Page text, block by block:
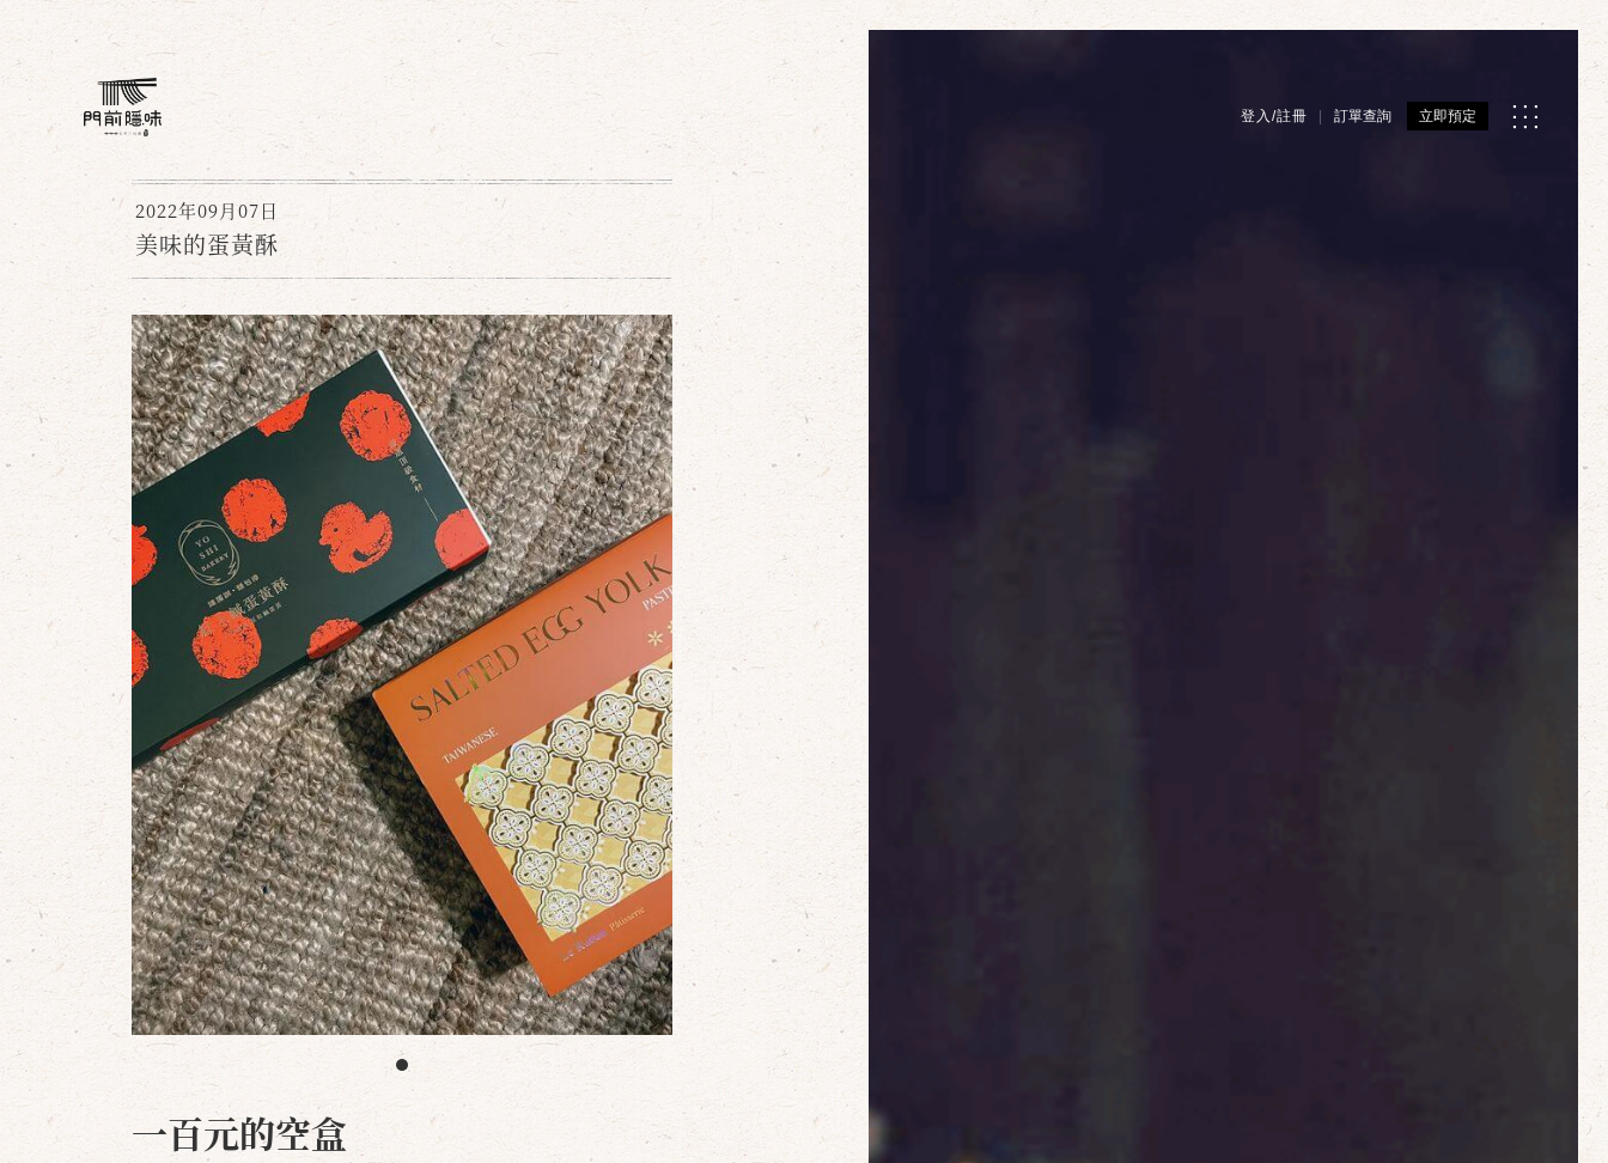
登入/註冊 訂單查詢 立即預定
2022年09月07日
美味的蛋黃酥
一百元的空盒